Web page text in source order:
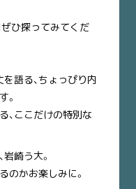
ぜひ探ってみてくだ
語る、ちょっぴり内
。
、ここだけの特別な
崎う大。
のかお楽しみに。